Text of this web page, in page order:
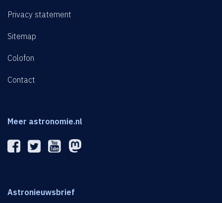
Privacy statement
Sitemap
Colofon
Contact
Meer astronomie.nl
Astronieuwsbrief